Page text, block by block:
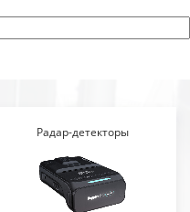
Радар-детекторы